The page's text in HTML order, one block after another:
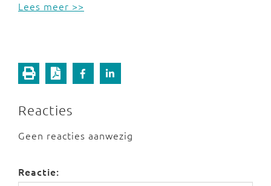
Lees meer >>
Reacties
Geen reacties aanwezig
Reactie: